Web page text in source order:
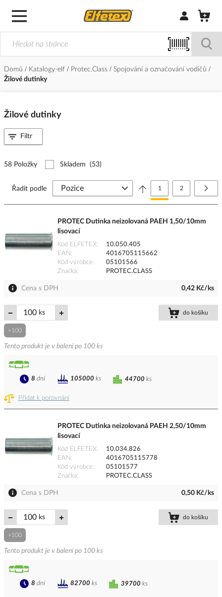
Přihlásit/
Domů Katalogy-elf Protec.Class
Spojování a označování vodičů
Žilové dutinky
Žilové dutinky
58 Položky Skladem (53)
Stránka
Právě si prohlížíte
1 Stránka
2
Řadit podle
PROTEC Dutinka neizolovaná PAEH 1,50/10mm
lisovací
Kód ELFETEX
10.050.405
EAN
4016705115662
Kód výrobce
05101566
Značka
PROTEC.CLASS
Cena s DPH 0,42 Kč/ks
ks do košíku
+100
Tento produkt je v balení po 100 ks
Přidat k porovnání
44700 ks
8 dní 105000 ks
PROTEC Dutinka neizolovaná PAEH 2,50/10mm
lisovací
Kód ELFETEX
10.034.826
EAN
4016705115778
Kód výrobce
05101577
Značka
PROTEC.CLASS
Cena s DPH 0,50 Kč/ks
ks do košíku
+100
Tento produkt je v balení po 100 ks
39700 ks
8 dní 82700 ks
Filtr